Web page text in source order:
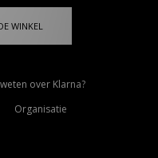
WINKEL
over Klarna?
Organisatie